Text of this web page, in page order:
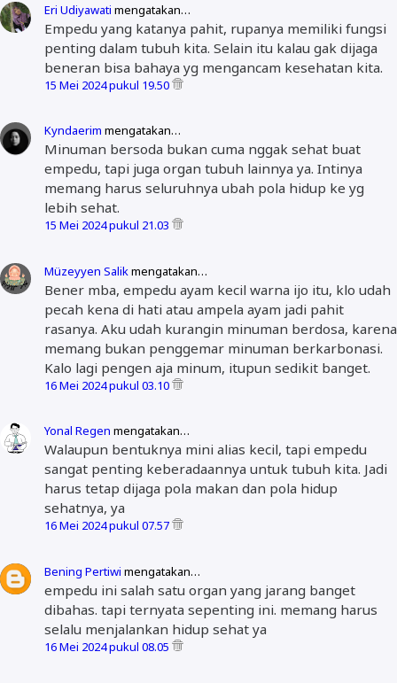
Eri Udiyawati mengatakan…
Empedu yang katanya pahit, rupanya memiliki fungsi
penting dalam tubuh kita. Selain itu kalau gak dijaga
beneran bisa bahaya yg mengancam kesehatan kita.
15 Mei 2024 pukul 19.50
Kyndaerim mengatakan…
Minuman bersoda bukan cuma nggak sehat buat
empedu, tapi juga organ tubuh lainnya ya. Intinya
memang harus seluruhnya ubah pola hidup ke yg
lebih sehat.
15 Mei 2024 pukul 21.03
Müzeyyen Salikmengatakan…
Bener mba, empedu ayam kecil warna ijo itu, klo udah
pecah kena di hati atau ampela ayam jadi pahit
rasanya. Aku udah kurangin minuman berdosa, karena
memang bukan penggemar minuman berkarbonasi.
Kalo lagi pengen aja minum, itupun sedikit banget.
16 Mei 2024 pukul 03.10
Yonal Regen mengatakan…
Walaupun bentuknya mini alias kecil, tapi empedu
sangat penting keberadaannya untuk tubuh kita. Jadi
harus tetap dijaga pola makan dan pola hidup
sehatnya, ya
16 Mei 2024 pukul 07.57
Bening Pertiwi mengatakan…
empedu ini salah satu organ yang jarang banget
dibahas. tapi ternyata sepenting ini. memang harus
selalu menjalankan hidup sehat ya
16 Mei 2024 pukul 08.05